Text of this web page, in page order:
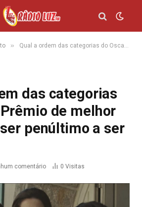
» Qual a ordem das categorias do Oscar? Prêmio de melhor atriz deve ser penúltimo a ser anunciado
das categorias
de melhor
penúltimo a ser
comentário 0 Visitas